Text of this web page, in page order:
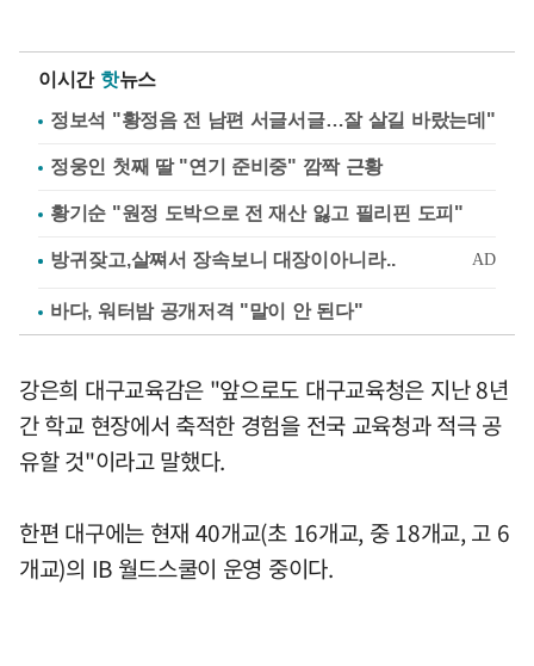
이시간 핫뉴스
정보석 "황정음 전 남편 서글서글…잘 살길 바랐는데"
정웅인 첫째 딸 "연기 준비중" 깜짝 근황
황기순 "원정 도박으로 전 재산 잃고 필리핀 도피"
바다, 워터밤 공개저격 "말이 안 된다"
강은희 대구교육감은 "앞으로도 대구교육청은 지난 8년
간 학교 현장에서 축적한 경험을 전국 교육청과 적극 공
유할 것"이라고 말했다.
한편 대구에는 현재 40개교(초 16개교, 중 18개교, 고 6
개교)의 IB 월드스쿨이 운영 중이다.